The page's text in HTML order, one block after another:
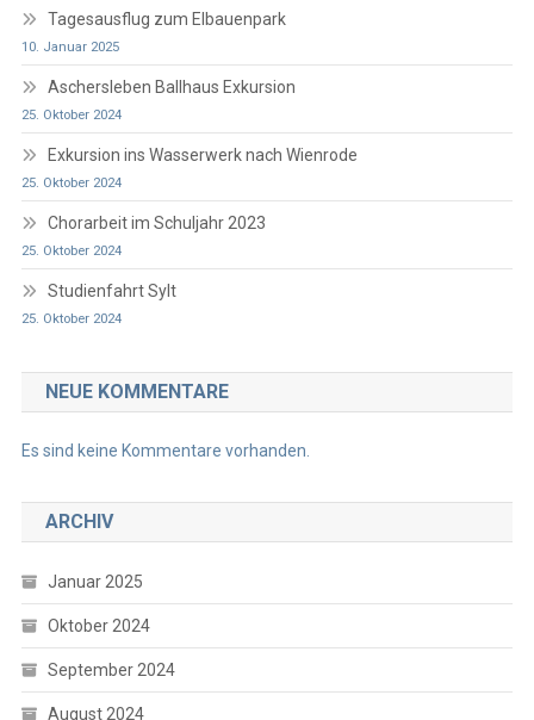
Tagesausflug zum Elbauenpark
10. Januar 2025
Aschersleben Ballhaus Exkursion
25. Oktober 2024
Exkursion ins Wasserwerk nach Wienrode
25. Oktober 2024
Chorarbeit im Schuljahr 2023
25. Oktober 2024
Studienfahrt Sylt
25. Oktober 2024
NEUE KOMMENTARE
Es sind keine Kommentare vorhanden.
ARCHIV
Januar 2025
Oktober 2024
September 2024
August 2024